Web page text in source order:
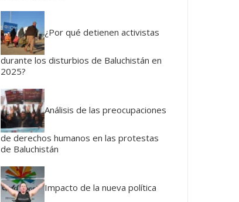
¿Por qué detienen activistas
durante los disturbios de Baluchistán en
2025?
Análisis de las preocupaciones
de derechos humanos en las protestas
de Baluchistán
Impacto de la nueva política